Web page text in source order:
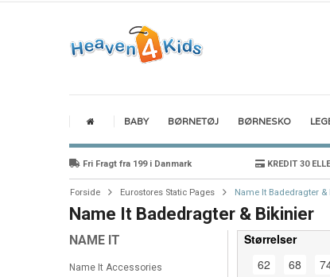
BABY BØRNETØJ BØRNESKO
Fri Fragt fra 199 i Danmark KREDIT 30
Forside Eurostores Static Pages Name It Badedragter
Name It Badedragter & Bikinier
NAME IT
Name It Accessories
Størrelser
62
68